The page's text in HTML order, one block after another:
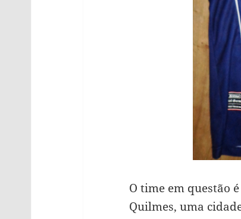
O time em questão
Quilmes, uma